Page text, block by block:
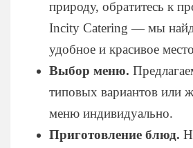
природу, обратитесь к
Incity Catering — мы
удобное и красивое
Выбор меню.
типовых вариантов или
меню индивидуально.
Приготовление блюд.